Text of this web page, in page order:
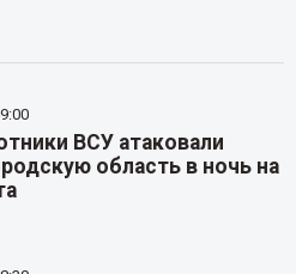
ВСУ атаковали
область в ночь на